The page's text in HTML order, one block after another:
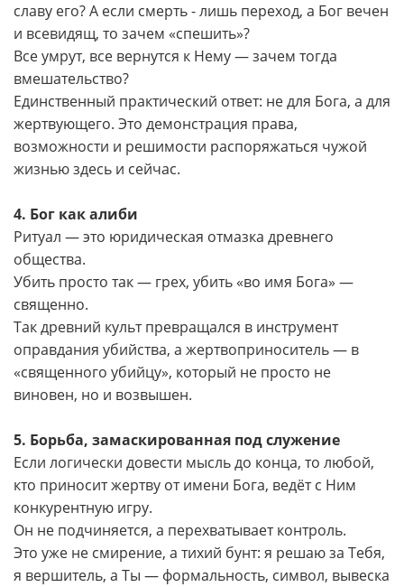
славу его? А если смерть - лишь переход, а Бог вечен
и всевидящ, то зачем «спешить»?
Все умрут, все вернутся к Нему — зачем тогда
вмешательство?
Единственный практический ответ: не для Бога, а для
жертвующего. Это демонстрация права,
возможности и решимости распоряжаться чужой
жизнью здесь и сейчас.
4. Бог как алиби
Ритуал — это юридическая отмазка древнего
общества.
Убить просто так — грех, убить «во имя Бога» —
священно.
Так древний культ превращался в инструмент
оправдания убийства, а жертвоприноситель — в
«священного убийцу», который не просто не
виновен, но и возвышен.
5. Борьба, замаскированная под служение
Если логически довести мысль до конца, то любой,
кто приносит жертву от имени Бога, ведёт с Ним
конкурентную игру.
Он не подчиняется, а перехватывает контроль.
Это уже не смирение, а тихий бунт: я решаю за Тебя,
я вершитель, а Ты — формальность, символ, вывеска